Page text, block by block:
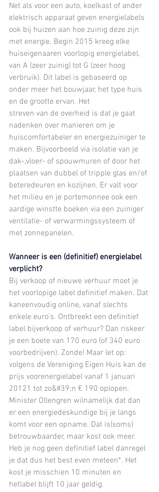
Net als voor een auto, koelkast of ander
elektrisch apparaat geven energielabels
ook bij huizen aan hoe zuinig deze zijn
met energie. Begin 2015 kreeg elke
huiseigenaaren voorlopig energielabel,
van A (zeer zuinig) tot G (zeer hoog
verbruik). Dit label is gebaseerd op
onder meer het bouwjaar, het type huis
en de grootte ervan. Het
streven van de overheid is dat je gaat
nadenken over manieren om je
huiscomfortabeler en energiezuiniger te
maken. Bijvoorbeeld via isolatie van je
dak-,vloer- of spouwmuren of door het
plaatsen van dubbel of tripple glas en/of
beteredeuren en kozijnen. Er valt voor
het milieu en je portemonnee ook een
aardige winstte boeken via een zuiniger
ventilatie- of verwarmingssysteem of
met zonnepanelen.
Wanneer is een (definitief) energielabel
verplicht?
Bij verkoop of nieuwe verhuur moet je
het voorlopige label definitief maken. Dat
kaneenvoudig online, vanaf slechts
enkele euro’s. Ontbreekt een definitief
label bijverkoop of verhuur? Dan riskeer
je een boete van 170 euro (of 340 euro
voorbedrijven). Zonde! Maar let op:
volgens de Vereniging Eigen Huis kan de
prijs voorenergielabel vanaf 1 januari
20121 tot zo&#39;n € 190 oplopen.
Minister Ollengren wilnamelijk dat dan
er een energiedeskundige bij je langs
komt voor een opname. Dat is(soms)
betrouwbaarder, maar kost ook meer.
Heb je nog geen definitief label danregel
je dat dus het best even meteen*. Het
kost je misschien 10 minuten en
hetlabel blijft 10 jaar geldig.